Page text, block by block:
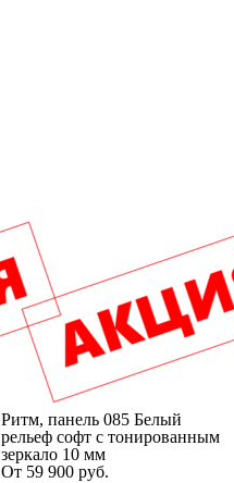
Ритм, панель 085 Белый
рельеф софт с тонированным
зеркало 10 мм
От 59 900 руб.